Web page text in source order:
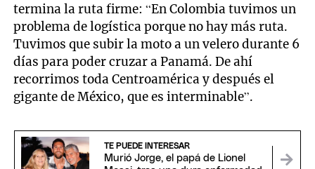
termina la ruta firme: “En Colombia tuvimos un
problema de logística porque no hay más ruta.
Tuvimos que subir la moto a un velero durante 6
días para poder cruzar a Panamá. De ahí
recorrimos toda Centroamérica y después el
gigante de México, que es interminable”.
TE PUEDE INTERESAR
Murió Jorge, el papá de Lionel